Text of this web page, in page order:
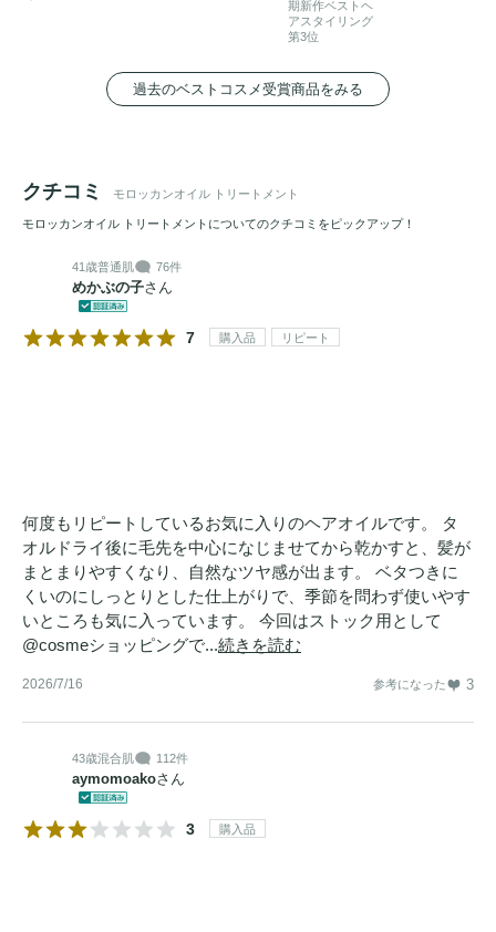
期新作ベストヘ
アスタイリング
第3位
過去のベストコスメ受賞商品をみる
クチコミ モロッカンオイル トリートメント
モロッカンオイル トリートメントについてのクチコミをピックアップ！
41歳普通肌 76件
めかぶの子さん
7 購入品 リピート
何度もリピートしているお気に入りのヘアオイルです。 タ
オルドライ後に毛先を中心になじませてから乾かすと、髪が
まとまりやすくなり、自然なツヤ感が出ます。 ベタつきに
くいのにしっとりとした仕上がりで、季節を問わず使いやす
いところも気に入っています。 今回はストック用として
@cosmeショッピングで...続きを読む
2026/7/16 参考になった 3
43歳混合肌 112件
aymomoakoさん
3 購入品